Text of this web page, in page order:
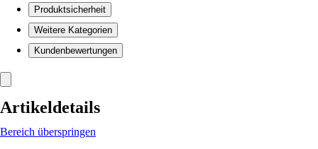
Produktsicherheit
Weitere Kategorien
Kundenbewertungen
Artikeldetails
Bereich überspringen